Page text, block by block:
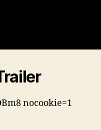
nocookie=1